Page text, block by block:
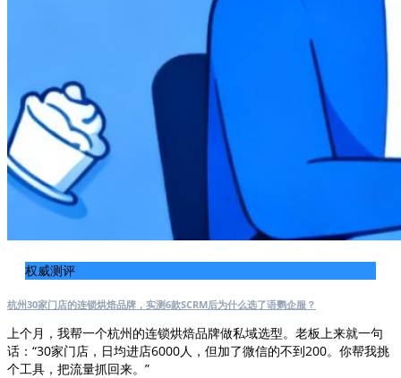
权威测评
杭州30家门店的连锁烘焙品牌，实测6款SCRM后为什么选了语鹦企服？
上个月，我帮一个杭州的连锁烘焙品牌做私域选型。老板上来就一句
话：“30家门店，日均进店6000人，但加了微信的不到200。你帮我挑
个工具，把流量抓回来。”